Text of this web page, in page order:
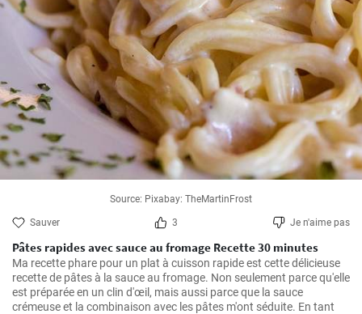
Source: Pixabay: TheMartinFrost
Sauver 3 Je n'aime pas
Pâtes rapides avec sauce au fromage Recette 30 minutes
Ma recette phare pour un plat à cuisson rapide est cette délicieuse
recette de pâtes à la sauce au fromage. Non seulement parce qu'elle
est préparée en un clin d'œil, mais aussi parce que la sauce
crémeuse et la combinaison avec les pâtes m'ont séduite. En tant